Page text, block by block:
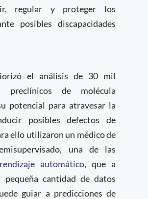
regular y proteger los
posibles discapacidades
el análisis de 30 mil
preclínicos de molécula
potencial para atravesar la
posibles defectos de
ello utilizaron un médico de
una de las
automático, que a
cantidad de datos
guiar a predicciones de